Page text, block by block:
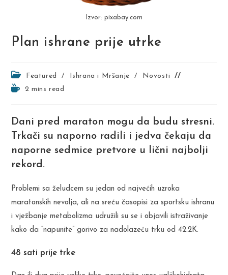
Izvor: pixabay.com
Plan ishrane prije utrke
Post
category:
Featured / Ishrana i Mršanje /
Novosti
Reading2 mins read
Dani pred maraton mogu da budu stresni.
Trkači su naporno radili i jedva čekaju da
naporne sedmice pretvore u lični najbolji
rekord.
Problemi sa želudcem su jedan od najvećih uzroka
maratonskih nevolja, ali na sreću časopisi za sportsku ishranu
i vježbanje metabolizma udružili su se i objavili istraživanje
kako da “napunite” gorivo za nadolazeću trku od 42.2K.
48 sati prije trke